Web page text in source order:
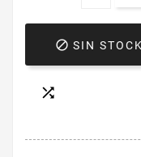
 SIN STOCK
